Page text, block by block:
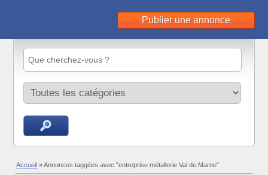
Publier une annonce
Accueil » Annonces taggées avec "entreprise métallerie Val de Marne"